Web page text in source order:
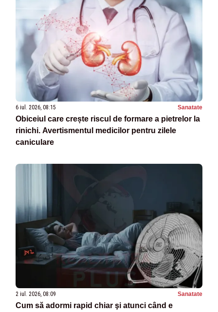
6 iul. 2026, 08:15 Sanatate
Obiceiul care crește riscul de formare a pietrelor la
rinichi. Avertismentul medicilor pentru zilele
caniculare
2 iul. 2026, 08:09 Sanatate
Cum să adormi rapid chiar şi atunci când e